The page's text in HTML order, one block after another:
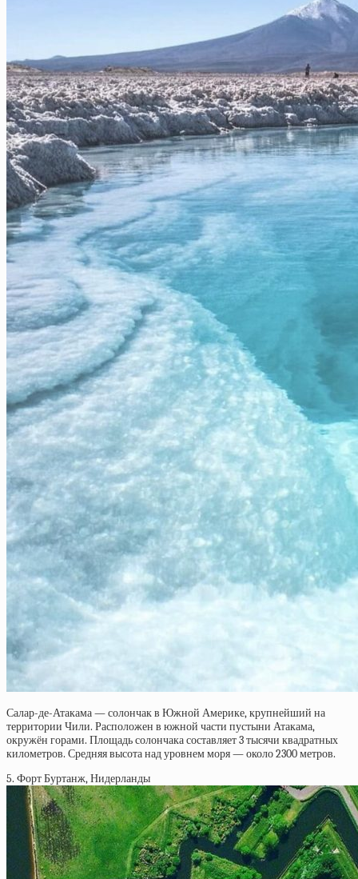
Салар-де-Атакама — солончак в Южной Америке, крупнейший на
территории Чили. Расположен в южной части пустыни Атакама,
окружён горами. Площадь солончака составляет 3 тысячи квадратных
километров. Средняя высота над уровнем моря — около 2300 метров.
5. Форт Буртанж, Нидерланды